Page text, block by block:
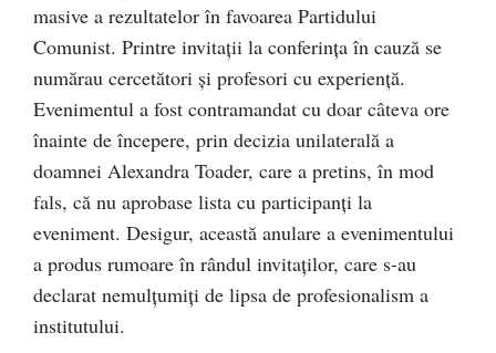
masive a rezultatelor în favoarea Partidului
Comunist. Printre invitații la conferința în cauză se
numărau cercetători și profesori cu experiență.
Evenimentul a fost contramandat cu doar câteva ore
înainte de începere, prin decizia unilaterală a
doamnei Alexandra Toader, care a pretins, în mod
fals, că nu aprobase lista cu participanți la
eveniment. Desigur, această anulare a evenimentului
a produs rumoare în rândul invitaților, care s-au
declarat nemulțumiți de lipsa de profesionalism a
institutului.